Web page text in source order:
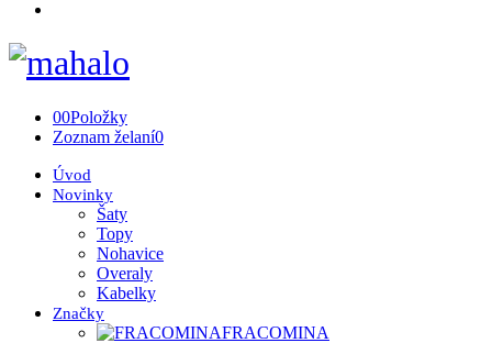
00Položky
Zoznam želaní0
Úvod
Novinky
Šaty
Topy
Nohavice
Overaly
Kabelky
Značky
FRACOMINA